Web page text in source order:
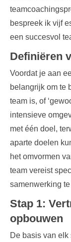
bespreek ik vijf
een succesvol
Definiëren
Voordat je aan
belangrijk om te
team is, of
intensieve
met één doel,
aparte doelen
het omvormen
team vereist
samenwerking
Stap 1:
opbouwen
De basis van